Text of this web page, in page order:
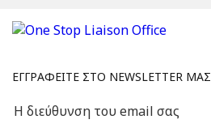
ΕΓΓΡΑΦΕΙΤΕ ΣΤΟ NEWSLETTER ΜΑΣ